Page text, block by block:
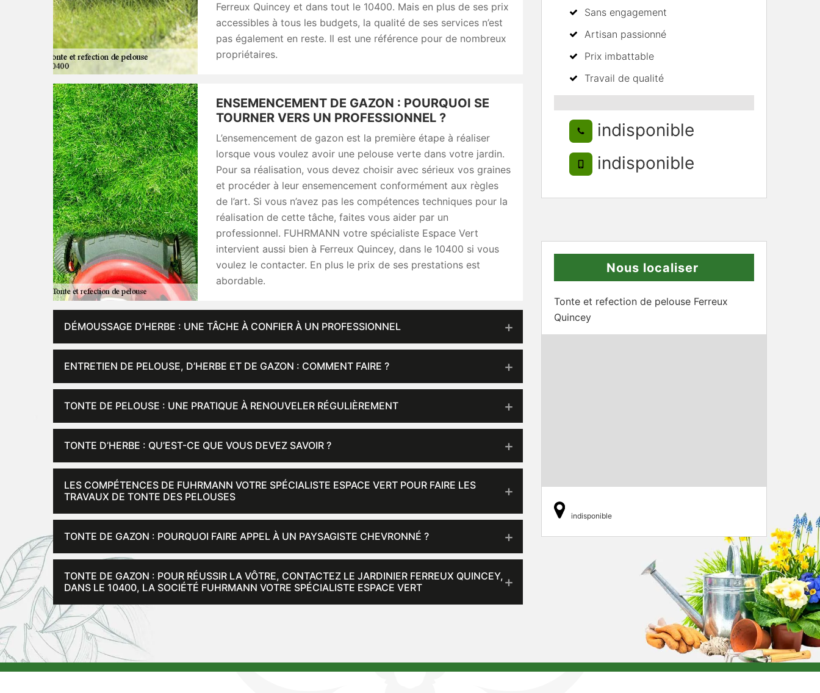
Ferreux Quincey et dans tout le 10400. Mais en plus de ses prix
accessibles à tous les budgets, la qualité de ses services n’est
pas également en reste. Il est une référence pour de nombreux
propriétaires.
ENSEMENCEMENT DE GAZON : POURQUOI SE
TOURNER VERS UN PROFESSIONNEL ?
L’ensemencement de gazon est la première étape à réaliser
lorsque vous voulez avoir une pelouse verte dans votre jardin.
Pour sa réalisation, vous devez choisir avec sérieux vos graines
et procéder à leur ensemencement conformément aux règles
de l’art. Si vous n’avez pas les compétences techniques pour la
réalisation de cette tâche, faites vous aider par un
professionnel. FUHRMANN votre spécialiste Espace Vert
intervient aussi bien à Ferreux Quincey, dans le 10400 si vous
voulez le contacter. En plus le prix de ses prestations est
abordable.
DÉMOUSSAGE D’HERBE : UNE TÂCHE À CONFIER À UN PROFESSIONNEL
ENTRETIEN DE PELOUSE, D’HERBE ET DE GAZON : COMMENT FAIRE ?
TONTE DE PELOUSE : UNE PRATIQUE À RENOUVELER RÉGULIÈREMENT
TONTE D’HERBE : QU’EST-CE QUE VOUS DEVEZ SAVOIR ?
LES COMPÉTENCES DE FUHRMANN VOTRE SPÉCIALISTE ESPACE VERT POUR FAIRE LES
TRAVAUX DE TONTE DES PELOUSES
TONTE DE GAZON : POURQUOI FAIRE APPEL À UN PAYSAGISTE CHEVRONNÉ ?
TONTE DE GAZON : POUR RÉUSSIR LA VÔTRE, CONTACTEZ LE JARDINIER FERREUX QUINCEY,
DANS LE 10400, LA SOCIÉTÉ FUHRMANN VOTRE SPÉCIALISTE ESPACE VERT
Sans engagement
Artisan passionné
Prix imbattable
Travail de qualité
indisponible
indisponible
Nous localiser
Tonte et refection de pelouse Ferreux
Quincey
indisponible